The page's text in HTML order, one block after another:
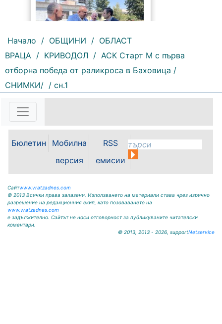
178 | 2026-08-05 16:17:12
Възможностите за привличане на
инвестиции, развитието на
местната икономика и бъдещето
център бяха във фокуса на
Община Видин д-р Цветан
Начало / ОБЩИНИ / ОБЛАСТ
ВРАЦА / КРИВОДОЛ / АСК Старт М с първа
отборна победа от раликроса в Баховица /
СНИМКИ/ / сн.1
Бюлетин
Мобилна
версия
RSS
емисии
Сайтwww.vratzadnes.com
© 2013 Всички права запазени. Използването на материали става чрез изрично
разрешение на редакционния екип, като позоваването на
www.vratzadnes.com
е задължително. Сайтът не носи отговорност за публикуваните читателски
коментари.
© 2013, 2013 - 2026, supportNetservice